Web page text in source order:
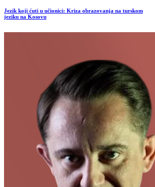
Jezik koji ćuti u učionici: Kriza obrazovanja na turskom
jeziku na Kosovu